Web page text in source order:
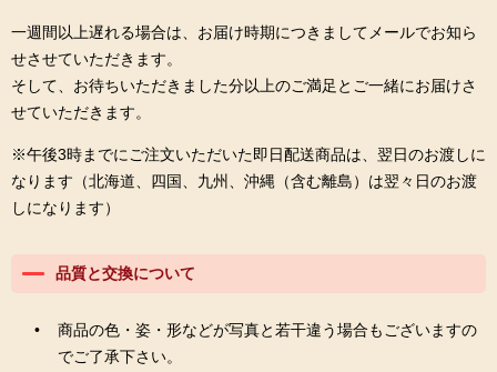
一週間以上遅れる場合は、お届け時期につきましてメールでお知ら
せさせていただきます。
そして、お待ちいただきました分以上のご満足とご一緒にお届けさ
せていただきます。
※午後3時までにご注文いただいた即日配送商品は、翌日のお渡しに
なります（北海道、四国、九州、沖縄（含む離島）は翌々日のお渡
しになります）
品質と交換について
商品の色・姿・形などが写真と若干違う場合もございますの
でご了承下さい。